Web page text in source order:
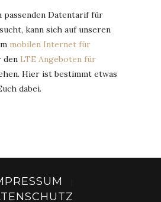
passenden Datentarif für
kann sich auf unseren
mobilen Internet für
den LTE Angeboten für
Hier ist bestimmt etwas
dabei.